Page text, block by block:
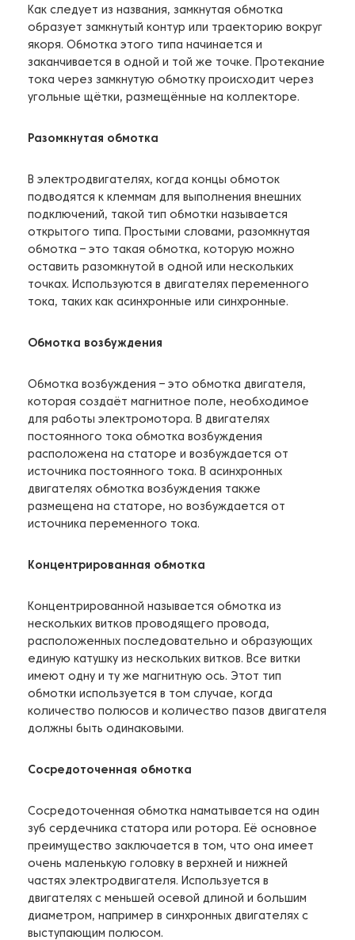
Как следует из названия, замкнутая обмотка
образует замкнутый контур или траекторию вокруг
якоря. Обмотка этого типа начинается и
заканчивается в одной и той же точке. Протекание
тока через замкнутую обмотку происходит через
угольные щётки, размещённые на коллекторе.
Разомкнутая обмотка
В электродвигателях, когда концы обмоток
подводятся к клеммам для выполнения внешних
подключений, такой тип обмотки называется
открытого типа. Простыми словами, разомкнутая
обмотка – это такая обмотка, которую можно
оставить разомкнутой в одной или нескольких
точках. Используются в двигателях переменного
тока, таких как асинхронные или синхронные.
Обмотка возбуждения
Обмотка возбуждения – это обмотка двигателя,
которая создаёт магнитное поле, необходимое
для работы электромотора. В двигателях
постоянного тока обмотка возбуждения
расположена на статоре и возбуждается от
источника постоянного тока. В асинхронных
двигателях обмотка возбуждения также
размещена на статоре, но возбуждается от
источника переменного тока.
Концентрированная обмотка
Концентрированной называется обмотка из
нескольких витков проводящего провода,
расположенных последовательно и образующих
единую катушку из нескольких витков. Все витки
имеют одну и ту же магнитную ось. Этот тип
обмотки используется в том случае, когда
количество полюсов и количество пазов двигателя
должны быть одинаковыми.
Сосредоточенная обмотка
Сосредоточенная обмотка наматывается на один
зуб сердечника статора или ротора. Её основное
преимущество заключается в том, что она имеет
очень маленькую головку в верхней и нижней
частях электродвигателя. Используется в
двигателях с меньшей осевой длиной и большим
диаметром, например в синхронных двигателях с
выступающим полюсом.